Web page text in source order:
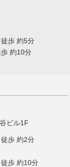
歩 約5分
約10分
ビル1F
歩 約2分
歩 約10分